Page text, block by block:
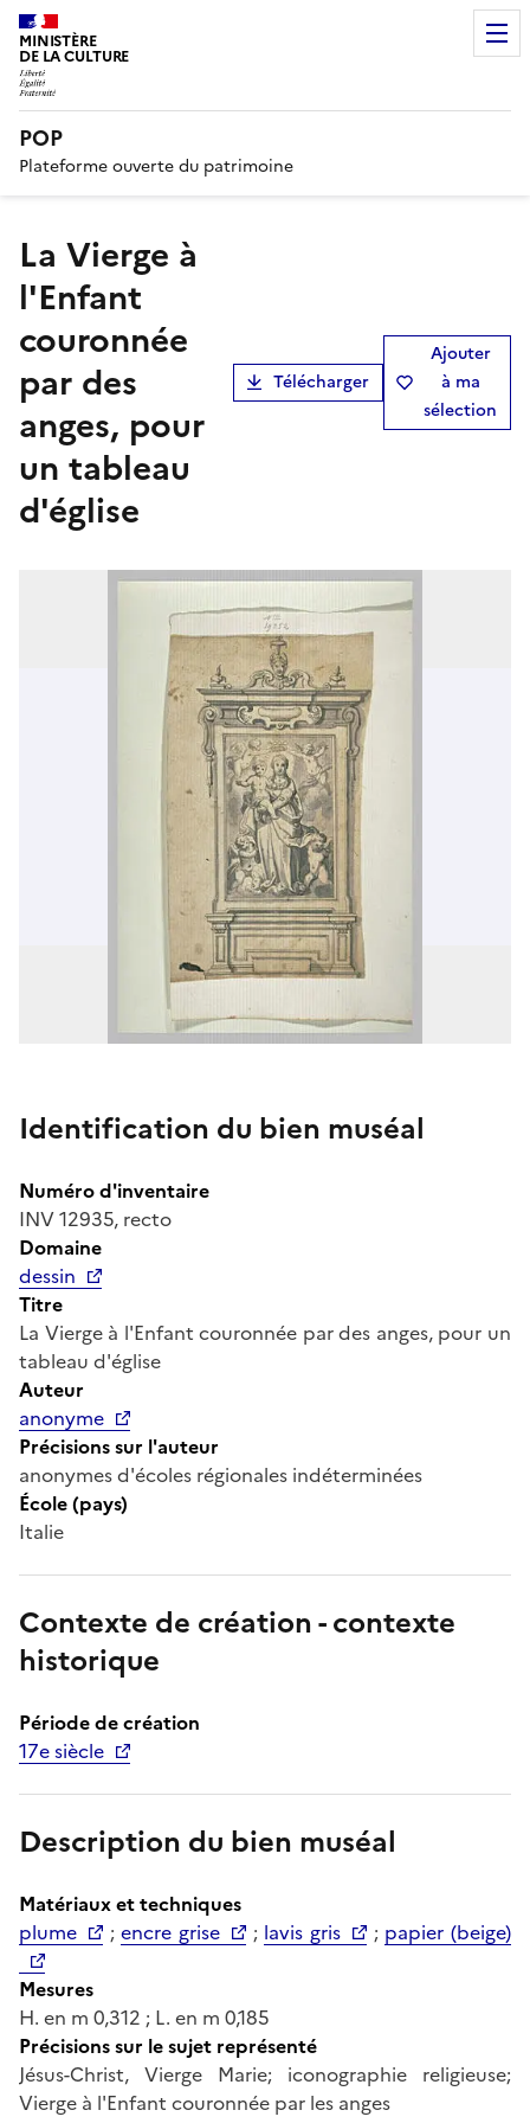
MINISTÈRE
DE LA CULTURE
POP
Plateforme ouverte du patrimoine
La Vierge à
l'Enfant
couronnée
par des
anges, pour
un tableau
d'église
Télécharger
Ajouter
à ma
sélection
Identification du bien muséal
Numéro d'inventaire
INV 12935, recto
Domaine
dessin
Titre
La Vierge à l'Enfant couronnée par des anges, pour un
tableau d'église
Auteur
anonyme
Précisions sur l'auteur
anonymes d'écoles régionales indéterminées
École (pays)
Italie
Contexte de création - contexte
historique
Période de création
17e siècle
Description du bien muséal
Matériaux et techniques
plume
;encre grise ; lavis gris ; papier (beige)
Mesures
H. en m 0,312 ; L. en m 0,185
Précisions sur le sujet représenté
Jésus-Christ, Vierge Marie; iconographie religieuse;
Vierge à l'Enfant couronnée par les anges